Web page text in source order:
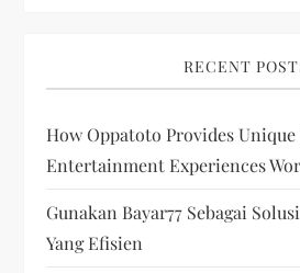
RECENT
How Oppatoto Provides
Entertainment Experiences
Gunakan Bayar77 Sebagai
Yang Efisien